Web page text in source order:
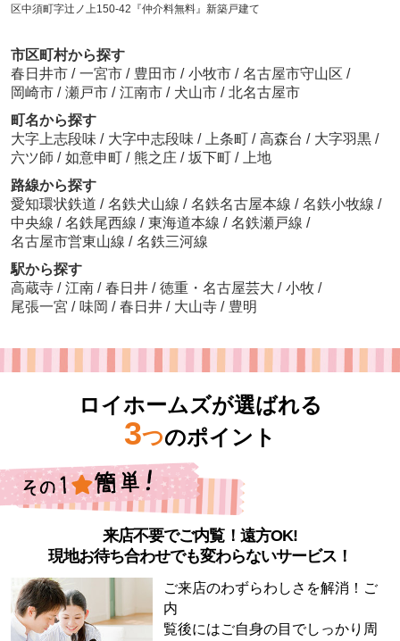
区中須町字辻ノ上150-42『仲介料無料』新築戸建て
市区町村から探す
春日井市 / 一宮市 / 豊田市 / 小牧市 / 名古屋市守山区 /
岡崎市 / 瀬戸市 / 江南市 / 犬山市 / 北名古屋市
町名から探す
大字上志段味 / 大字中志段味 / 上条町 / 高森台 / 大字羽黒 /
六ツ師 / 如意申町 / 熊之庄 / 坂下町 /
上地
路線から探す
愛知環状鉄道 / 名鉄犬山線 / 名鉄名古屋本線 / 名鉄小牧線 /
中央線 / 名鉄尾西線 / 東海道本線 / 名鉄瀬戸線 /
名古屋市営東山線 / 名鉄三河線
駅から探す
高蔵寺 / 江南 / 春日井 / 徳重・名古屋芸大 / 小牧 /
尾張一宮 / 味岡 / 春日井 / 大山寺 / 豊明
ロイホームズが選ばれる
3つのポイント
来店不要でご内覧！遠方OK!
現地お待ち合わせでも変わらないサービス！
ご来店のわずらわしさを解消！ご
内
覧後にはご自身の目でしっかり周